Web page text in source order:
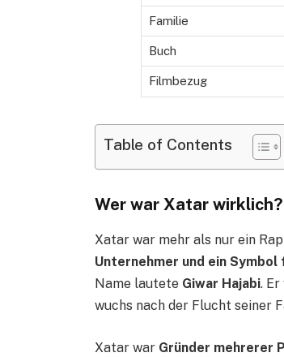
Familie
Buch
Filmbezug
Table of Contents
Wer war Xatar wirklich?
Xatar war mehr als nur ein
Unternehmer und ein
Name lautete Giwar Hajabi. Er
wuchs nach der Flucht seiner
Xatar war Gründer mehrerer